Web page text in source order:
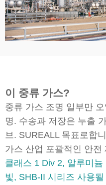
이 중류 가스?
중류 가스 조명 일부만
명. 수송과 저장은 누출
브. SUREALL 목표로합
가스 산업 포괄적인 안전
클래스 1 Div 2, 알루미
빛, SHB-II 시리즈 사용